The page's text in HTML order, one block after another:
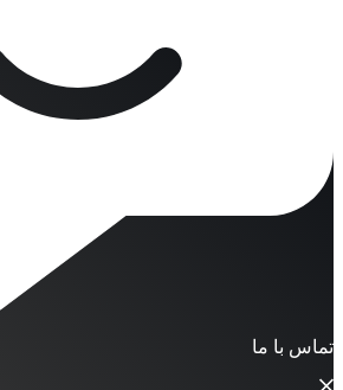
تماس با ما